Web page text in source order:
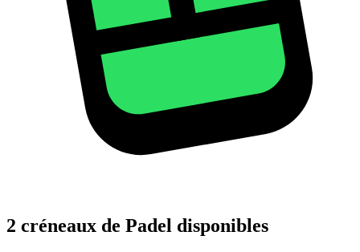
2 créneaux de Padel disponibles